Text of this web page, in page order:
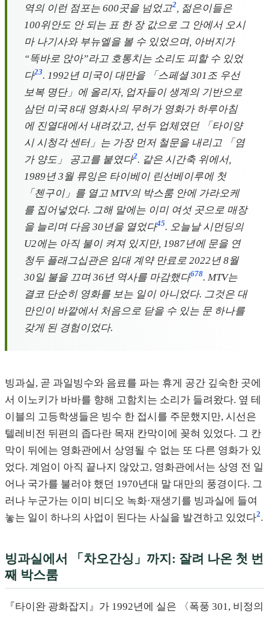
역의 이런 점포는 600곳을 넘었고2, 젊은이들은
100위안도 안 되는 표 한 장 값으로 그 안에서 오시
마 나기사와 부뉴엘을 볼 수 있었으며, 아버지가
“똑바로 앉아”라고 호통치는 소리도 피할 수 있었
다23. 1992년 미국이 대만을 「스페셜 301조 우선
보복 명단」에 올리자, 업자들이 생계의 기반으로
삼던 미국 8대 영화사의 무허가 영화가 하루아침
에 진열대에서 내려갔고, 선두 업체였던 「타이양
시 시청각 센터」는 가장 먼저 철문을 내리고 「염
가 양도」 공고를 붙였다2. 같은 시간축 위에서,
1989년 3월 류잉은 타이베이 린선베이루에 첫
「첸구이」를 열고 MTV의 박스룸 안에 가라오케
를 집어넣었다. 그해 말에는 이미 여섯 곳으로 매장
을 늘리며 다음 30년을 열었다45. 오늘날 시먼딩의
U2에는 아직 불이 켜져 있지만, 1987년에 문을 연
청두 플래그십관은 임대 계약 만료로 2022년 8월
30일 불을 끄며 36년 역사를 마감했다678. MTV는
결코 단순히 영화를 보는 일이 아니었다. 그것은 대
만인이 바깥에서 처음으로 닫을 수 있는 문 하나를
갖게 된 경험이었다.
빙과실, 곧 과일빙수와 음료를 파는 휴게 공간 깊숙한 곳에
서 이노키가 바바를 향해 고함치는 소리가 들려왔다. 옆 테
이블의 고등학생들은 빙수 한 접시를 주문했지만, 시선은
텔레비전 뒤편의 좁다란 목재 칸막이에 꽂혀 있었다. 그 칸
막이 뒤에는 영화관에서 상영될 수 없는 또 다른 영화가 있
었다. 계엄이 아직 끝나지 않았고, 영화관에서는 상영 전 일
어나 국가를 불러야 했던 1970년대 말 대만의 풍경이다. 그
러나 누군가는 이미 비디오 녹화·재생기를 빙과실에 들여
놓는 일이 하나의 사업이 된다는 사실을 발견하고 있었다2.
빙과실에서 「차오간싱」까지: 잘려 나온 첫 번
째 박스룸
『타이완 광화잡지』가 1992년에 실은 〈폭풍 301, 비정의